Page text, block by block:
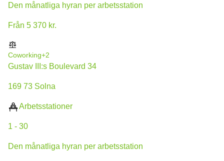
Den månatliga hyran per arbetsstation
Från 5 370 kr.
Coworking+2
Gustav III:s Boulevard 34
169 73 Solna
Arbetsstationer
1 - 30
Den månatliga hyran per arbetsstation